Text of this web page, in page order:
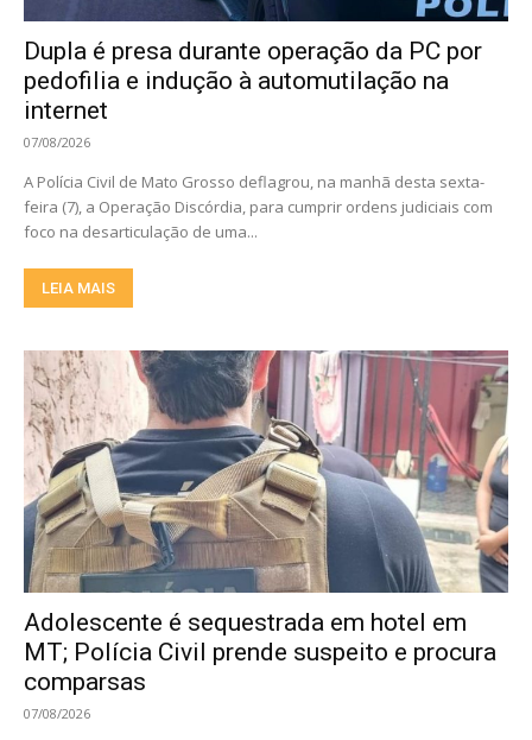
Dupla é presa durante operação da PC por
pedofilia e indução à automutilação na
internet
07/08/2026
A Polícia Civil de Mato Grosso deflagrou, na manhã desta sexta-
feira (7), a Operação Discórdia, para cumprir ordens judiciais com
foco na desarticulação de uma...
LEIA MAIS
Adolescente é sequestrada em hotel em
MT; Polícia Civil prende suspeito e procura
comparsas
07/08/2026